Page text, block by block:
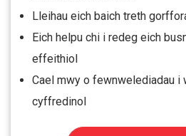
Lleihau eich baich treth
Eich helpu chi i redeg eich
effeithiol
Cael mwy o fewnwelediadau i
cyffredinol